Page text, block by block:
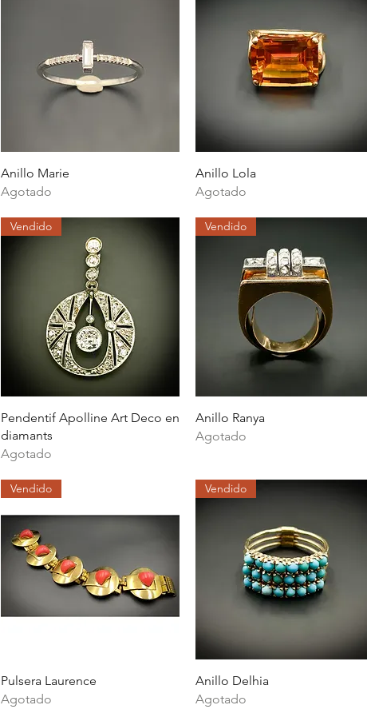
Vista rápida
Anillo Marie
Agotado
Anillo Lola
Agotado
Vista rápida
Vendido
Pendentif Apolline Art Deco en
diamants
Agotado
Vista rápida
Vendido
Anillo Ranya
Agotado
Vista rápida
Vendido
Pulsera Laurence
Agotado
Vista rápida
Vendido
Anillo Delhia
Agotado